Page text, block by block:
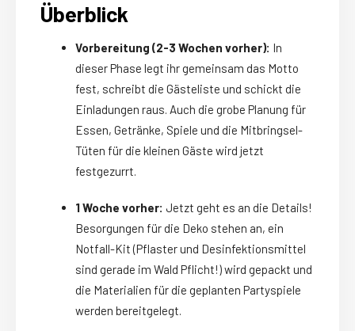
Überblick
Vorbereitung (2-3 Wochen vorher): In
dieser Phase legt ihr gemeinsam das Motto
fest, schreibt die Gästeliste und schickt die
Einladungen raus. Auch die grobe Planung für
Essen, Getränke, Spiele und die Mitbringsel-
Tüten für die kleinen Gäste wird jetzt
festgezurrt.
1 Woche vorher: Jetzt geht es an die Details!
Besorgungen für die Deko stehen an, ein
Notfall-Kit (Pflaster und Desinfektionsmittel
sind gerade im Wald Pflicht!) wird gepackt und
die Materialien für die geplanten Partyspiele
werden bereitgelegt.